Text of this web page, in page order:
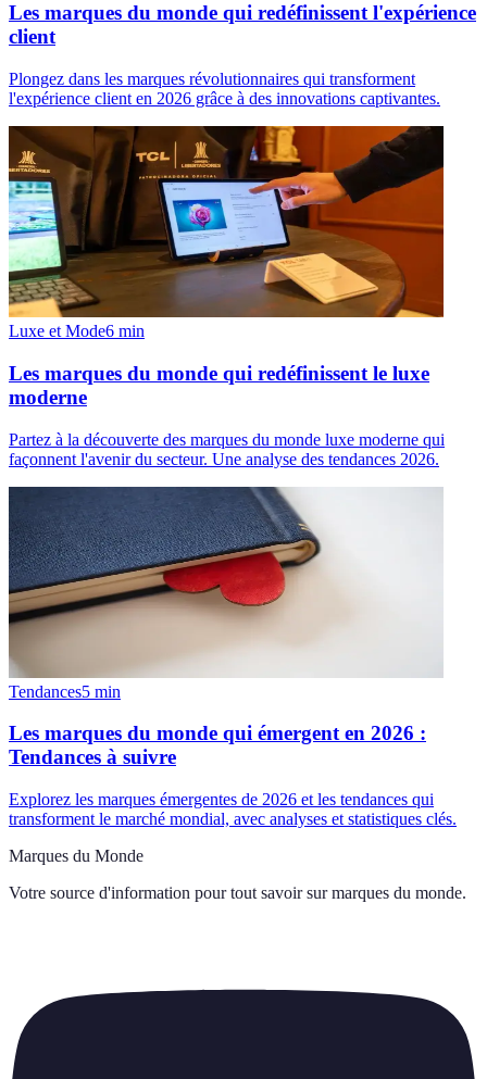
Les marques du monde qui redéfinissent l'expérience
client
Plongez dans les marques révolutionnaires qui transforment
l'expérience client en 2026 grâce à des innovations captivantes.
Luxe et Mode6 min
Les marques du monde qui redéfinissent le luxe
moderne
Partez à la découverte des marques du monde luxe moderne qui
façonnent l'avenir du secteur. Une analyse des tendances 2026.
Tendances5 min
Les marques du monde qui émergent en 2026 :
Tendances à suivre
Explorez les marques émergentes de 2026 et les tendances qui
transforment le marché mondial, avec analyses et statistiques clés.
Marques du Monde
Votre source d'information pour tout savoir sur marques du monde.